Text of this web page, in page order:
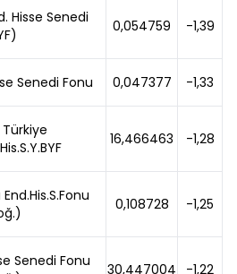
Hisse Senedi
0,054759 -1,39
Senedi Fonu 0,047377 -1,33
16,466463 -1,28
0,108728 -1,25
Senedi Fonu
30,447004 -1,22